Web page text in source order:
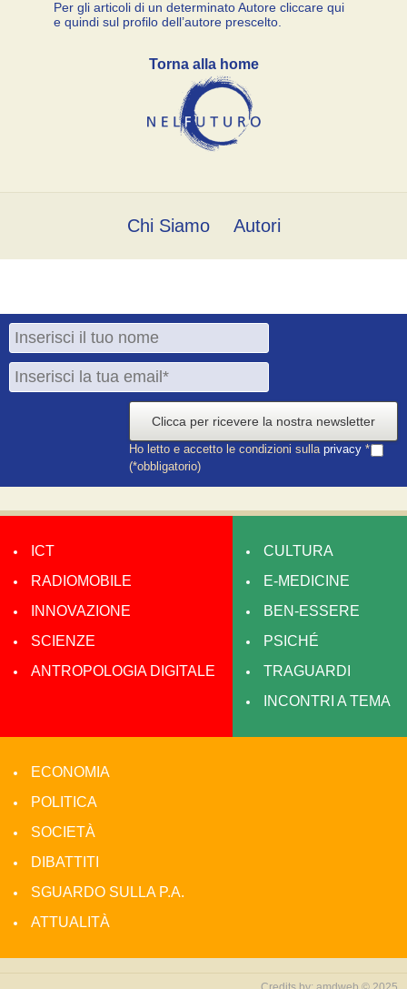
Per gli articoli di un determinato Autore cliccare qui
e quindi sul profilo dell’autore prescelto.
Torna alla home
Chi Siamo Autori
Clicca per ricevere la nostra newsletter
Ho letto e accetto le condizioni sulla privacy *
(*obbligatorio)
ICT
RADIOMOBILE
INNOVAZIONE
SCIENZE
ANTROPOLOGIA DIGITALE
CULTURA
E-MEDICINE
BEN-ESSERE
PSICHÉ
TRAGUARDI
INCONTRI A TEMA
ECONOMIA
POLITICA
SOCIETÀ
DIBATTITI
SGUARDO SULLA P.A.
ATTUALITÀ